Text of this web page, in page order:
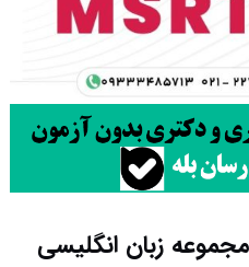
زبان انگلیسی